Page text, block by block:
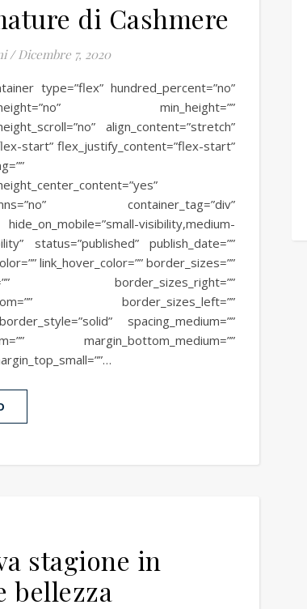
di Cashmere
/ Dicembre 7, 2020
type=”flex” hundred_percent=”no”
min_height=””
align_content=”stretch”
start” flex_justify_content=”flex-start”
container_tag=”div”
visibility,medium-
status=”published” publish_date=””
link_hover_color=”” border_sizes=””
border_sizes_right=””
border_sizes_left=””
spacing_medium=””
margin_bottom_medium=””
stagione in
bellezza